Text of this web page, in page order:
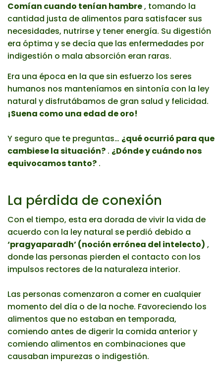
Comían cuando tenían hambre, tomando la
cantidad justa de alimentos para satisfacer sus
necesidades, nutrirse y tener energía. Su digestión
era óptima y se decía que las enfermedades por
indigestión o mala absorción eran raras.
Era una época en la que sin esfuerzo los seres
humanos nos manteníamos en sintonía con la ley
natural y disfrutábamos de gran salud y felicidad.
¡Suena como una edad de oro!
Y seguro que te preguntas… ¿qué ocurrió para que
cambiese la situación? . ¿Dónde y cuándo nos
equivocamos tanto? .
La pérdida de conexión
Con el tiempo, esta era dorada de vivir la vida de
acuerdo con la ley natural se perdió debido a
‘pragyaparadh’ (noción errónea del intelecto) ,
donde las personas pierden el contacto con los
impulsos rectores de la naturaleza interior.
Las personas comenzaron a comer en cualquier
momento del día o de la noche. Favoreciendo los
alimentos que no estaban en temporada,
comiendo antes de digerir la comida anterior y
comiendo alimentos en combinaciones que
causaban impurezas o indigestión.